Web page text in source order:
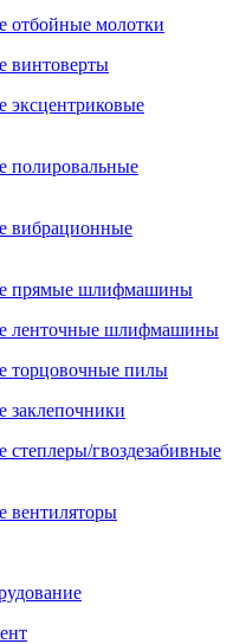
отбойные молотки
винтоверты
эксцентриковые
полировальные
вибрационные
прямые шлифмашины
ленточные шлифмашины
торцовочные пилы
заклепочники
степлеры/гвоздезабивные
вентиляторы